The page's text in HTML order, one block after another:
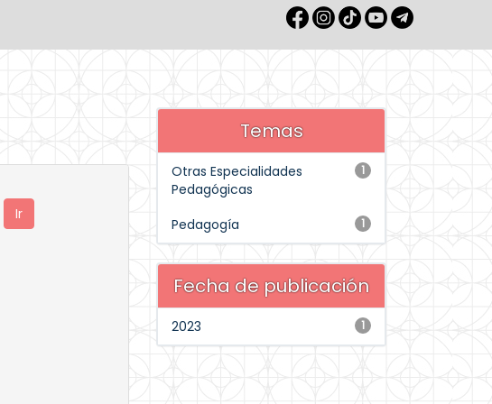
Temas
1
Otras Especialidades
Pedagógicas
1
Pedagogía
Fecha de publicación
1
2023